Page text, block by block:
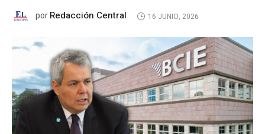
porRedacción Central 16 JUNIO, 2026